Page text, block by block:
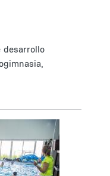
desarrollo